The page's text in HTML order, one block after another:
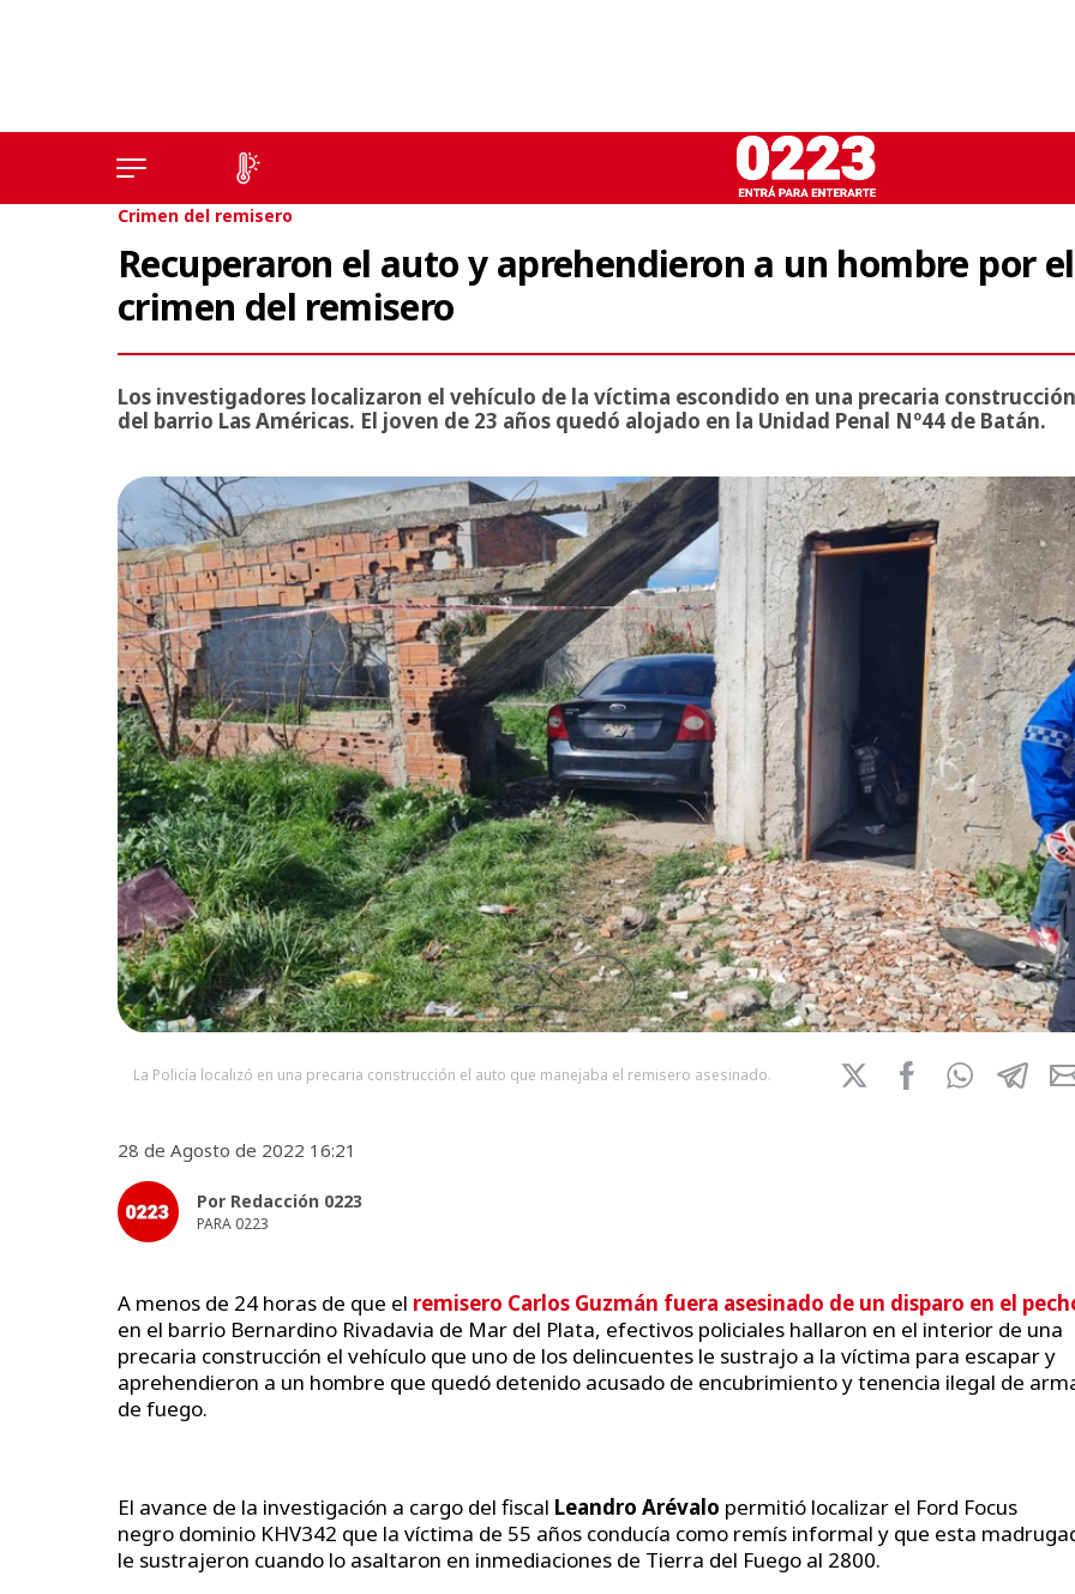
Crimen del remisero
Recuperaron el auto y aprehendieron a un hombre por el
crimen del remisero
Los investigadores localizaron el vehículo de la víctima escondido en una precaria construcción
del barrio Las Américas. El joven de 23 años quedó alojado en la Unidad Penal Nº44 de Batán.
La Policía localizó en una precaria construcción el auto que manejaba el remisero asesinado.
28 de Agosto de 2022 16:21
Por Redacción 0223
PARA 0223
A menos de 24 horas de que el remisero Carlos Guzmán fuera asesinado de un disparo en el
en el barrio Bernardino Rivadavia de Mar del Plata, efectivos policiales hallaron en el interior de una
precaria construcción el vehículo que uno de los delincuentes le sustrajo a la víctima para escapar y
aprehendieron a un hombre que quedó detenido acusado de encubrimiento y tenencia ilegal de
de fuego.
El avance de la investigación a cargo del fiscal Leandro Arévalo permitió localizar el Ford Focus
negro dominio KHV342 que la víctima de 55 años conducía como remís informal y que esta
le sustrajeron cuando lo asaltaron en inmediaciones de Tierra del Fuego al 2800.